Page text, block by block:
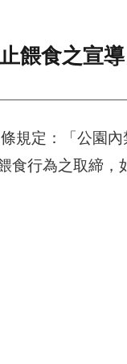
餵食之宣導
規定：「公園
食行為之取締